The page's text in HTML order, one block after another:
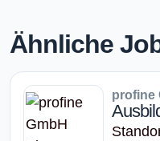
Ähnliche
profine